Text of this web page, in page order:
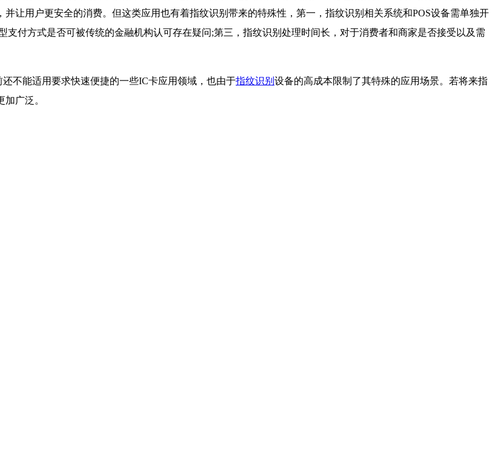
让用户更安全的消费。但这类应用也有着指纹识别带来的特殊性，第一，指纹识别相关系统和POS设备需单独开
付方式是否可被传统的金融机构认可存在疑问;第三，指纹识别处理时间长，对于消费者和商家是否接受以及需
不能适用要求快速便捷的一些IC卡应用领域，也由于指纹识别 设备的高成本限制了其特殊的应用场景。若将来指
广泛。